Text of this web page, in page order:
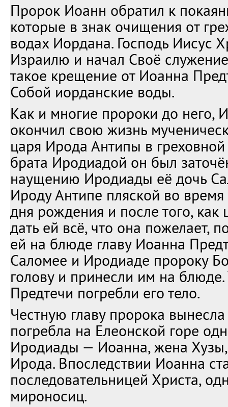
Пророк Иоанн обратил к
которые в знак очищения от
водах Иордана. Господь Иисус
Израилю и начал Своё
такое крещение от Иоанна
Собой иорданские воды.
Как и многие пророки до него,
окончил свою жизнь
царя Ирода Антипы в
брата Иродиадой он был
наущению Иродиады её дочь
Ироду Антипе пляской во
дня рождения и после того, как
дать ей всё, что она пожелает,
ей на блюде главу Иоанна
Саломее и Иродиаде пророку
голову и принесли им на
Предтечи погребли его тело.
Честную главу пророка
погребла на Елеонской горе
Иродиады — Иоанна, жена
Ирода. Впоследствии Иоанна
последовательницей Христа,
мироносиц.